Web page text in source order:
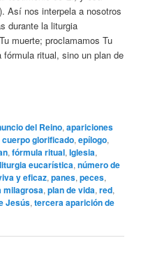
Así nos interpela a nosotros
durante la liturgia
muerte; proclamamos Tu
fórmula ritual, sino un plan de
del Reino,apariciones
cuerpo glorificado,epílogo,
,fórmula ritual,Iglesia,
liturgia eucarística,número de
y eficaz,panes,peces,
milagrosa,plan de vida,red,
Jesús,tercera aparición de